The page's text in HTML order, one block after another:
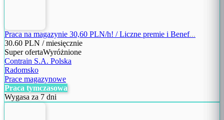
Praca na magazynie 30,60 PLN/h! / Liczne premie i Benef...
30.60 PLN / miesięcznie
Super ofertaWyróżnione
Contrain S.A. Polska
Radomsko
Prace magazynowe
Praca tymczasowa
Wygasa za 7 dni